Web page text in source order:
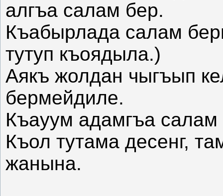
алгъа салам бер.
Къабырлада салам
тутуп къоядыла.)
Аякъ жолдан чыгъып
бермейдиле.
Къауум адамгъа салам
Къол тутама десенг,
жанына.